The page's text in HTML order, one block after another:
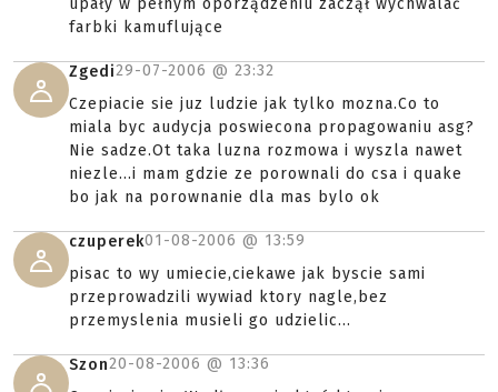
upały w pełnym oporządzeniu zaczął wychwalać
farbki kamuflujące
Zgedi29-07-2006 @ 23:32
Czepiacie sie juz ludzie jak tylko mozna.Co to
miala byc audycja poswiecona propagowaniu asg?
Nie sadze.Ot taka luzna rozmowa i wyszla nawet
niezle...i mam gdzie ze porownali do csa i quake
bo jak na porownanie dla mas bylo ok
czuperek01-08-2006 @ 13:59
pisac to wy umiecie,ciekawe jak byscie sami
przeprowadzili wywiad ktory nagle,bez
przemyslenia musieli go udzielic...
Szon20-08-2006 @ 13:36